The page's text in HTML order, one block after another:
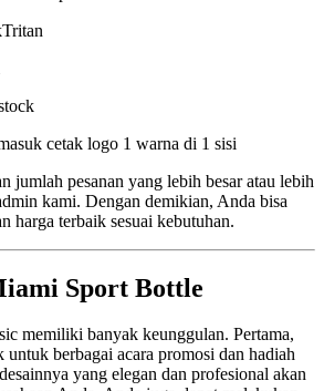
cetak logo 1 warna di 1 sisi
jumlah pesanan yang lebih besar atau lebih
kami. Dengan demikian, Anda bisa
harga terbaik sesuai kebutuhan.
Sport Bottle
memiliki banyak keunggulan. Pertama,
berbagai acara promosi dan hadiah
yang elegan dan profesional akan